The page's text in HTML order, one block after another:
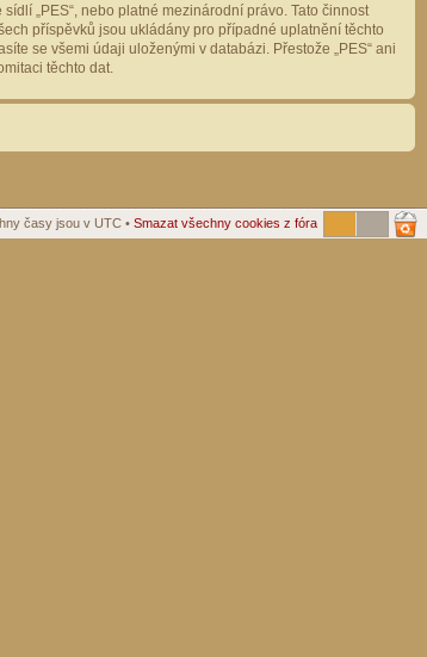
„PES“, nebo platné mezinárodní právo. Tato činnost
příspěvků jsou ukládány pro případné uplatnění těchto
se všemi údaji uloženými v databázi. Přestože „PES“ ani
těchto dat.
časy jsou v UTC • Smazat všechny cookies z fóra